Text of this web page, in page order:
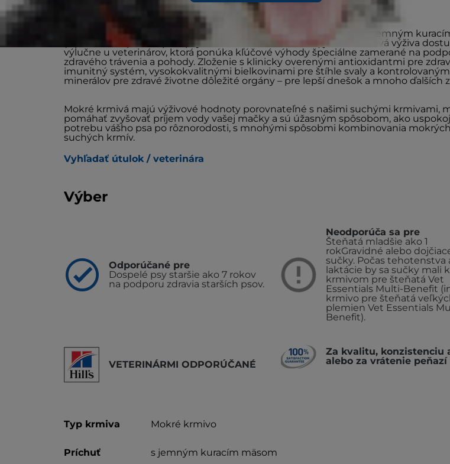
Mokré krmivo pre dospelé psy Hill's Vet Essentials Multi-Benefit s jemným
(v plechovke pre dospelé psy vo veku viac ako 7 rokov) je viacúčelová výživa
výlučne u veterinárov, ktorá ponúka kľúčové výhody špeciálne zamerané na
zdravého trávenia a pohody. Zloženie s klinicky overenými antioxidantmi pre
imunitný systém, vysokokvalitnými bielkovinami pre štíhle svaly a
minerálov pre zdravé životne dôležité orgány – pre lepší dnešok a mnoho ďalších
Mokré krmivá majú výživové hodnoty porovnateľné s našimi suchými krmivami,
pomáhať zvyšovať príjem vody vašej mačky a sú úžasným spôsobom, ako
potrebu vášho psa po rôznorodosti, s mnohými spôsobmi kombinovania
suchých krmív.
Vyhľadať útulok / veterinára
Výber
Odporúčané pre
Dospelé psy staršie ako 7 rokov
na podporu zdravia starších psov.
Neodporúča sa pre
Šteňatá mladšie ako 1
rokGravidné alebo
sučky. Počas tehotenstva
laktácie by sa sučky mali
krmivom pre šteňatá Vet
Essentials Multi-Benefit
krmivo pre šteňatá
plemien Vet Essentials
Benefit).
VETERINÁRMI ODPORÚČANÉ
Za kvalitu, konzistenciu
alebo za vrátenie peňazí
Typ krmiva Mokré krmivo
Príchuť s jemným kuracím mäsom